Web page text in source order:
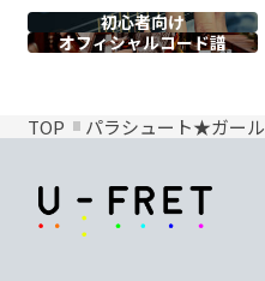
初心者向け
オフィシャルコード譜
TOP パラシュート★ガール